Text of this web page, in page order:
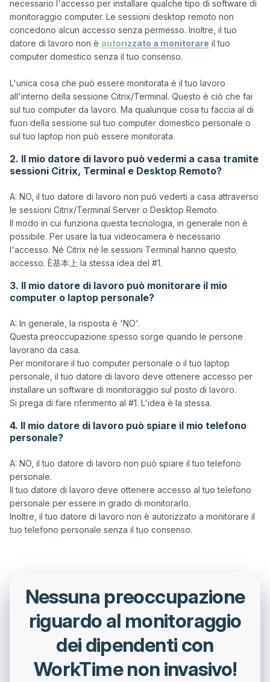
necessario l'accesso per installare qualche tipo di software di
monitoraggio computer. Le sessioni desktop remoto non
concedono alcun accesso senza permesso. Inoltre, il tuo
datore di lavoro non è autorizzato a monitorare il tuo
computer domestico senza il tuo consenso.
L'unica cosa che può essere monitorata è il tuo lavoro
all'interno della sessione Citrix/Terminal. Questo è ciò che fai
sul tuo computer da lavoro. Ma qualunque cosa tu faccia al di
fuori della sessione sul tuo computer domestico personale o
2. Il mio datore di lavoro può vedermi a casa tramite
sessioni Citrix, Terminal e Desktop Remoto?
A: NO, il tuo datore di lavoro non può vederti a casa attraverso
le sessioni Citrix/Terminal Server o Desktop Remoto.
Il modo in cui funziona questa tecnologia, in generale non è
possibile. Per usare la tua videocamera è necessario
l'accesso. Né Citrix né le sessioni Terminal hanno questo
3. Il mio datore di lavoro può monitorare il mio
computer o laptop personale?
A: In generale, la risposta è 'NO'.
Questa preoccupazione spesso sorge quando le persone
lavorano da casa.
Per monitorare il tuo computer personale o il tuo laptop
personale, il tuo datore di lavoro deve ottenere accesso per
installare un software di monitoraggio sul posto di lavoro.
4. Il mio datore di lavoro può spiare il mio telefono
personale?
A: NO, il tuo datore di lavoro non può spiare il tuo telefono
personale.
Il tuo datore di lavoro deve ottenere accesso al tuo telefono
personale per essere in grado di monitorarlo.
Inoltre, il tuo datore di lavoro non è autorizzato a monitorare il
Nessuna preoccupazione
riguardo al monitoraggio
dei dipendenti con
WorkTime non invasivo!